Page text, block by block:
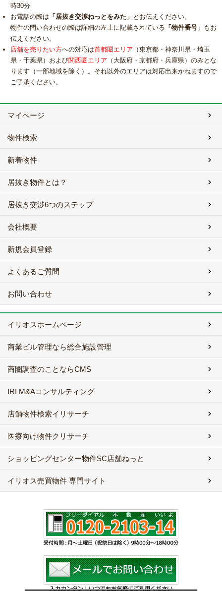
時30分
お電話の際は 「居抜き交渉ねっとをみた」 とお伝えください。
物件の問い合わせの際は詳細の左上に記載されている 「物件番号」 もお
伝えください。
店舗を売りたい方への対応は首都圏エリア （東京都・神奈川県・埼玉
県・千葉県）および関西圏エリア （大阪府・京都府・兵庫県）のみとな
ります（一部地域を除く）。それ以外のエリアは対応出来かねますので
ご了承ください。
マイページ
物件検索
新着物件
居抜き物件とは？
居抜き交渉6つのステップ
会社概要
新規会員登録
よくあるご質問
お問い合わせ
イリオスホームページ
商業ビル管理なら総合施設管理
商圏調査のことならCMS
IRI M&Aコンサルティング
店舗物件検索イリサーチ
医療向け物件クリサーチ
ショッピングセンター物件SC店舗ねっと
イリオス売買物件 専門サイト